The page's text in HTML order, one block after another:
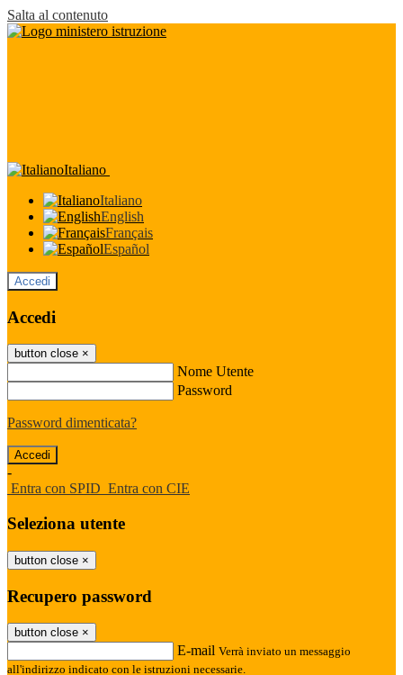
Salta al contenuto
Italiano
Italiano
English
Français
Español
Accedi
Accedi
button close ×
Nome Utente
Password
Password dimenticata?
-
Entra con SPID Entra con CIE
Seleziona utente
button close ×
Recupero password
button close ×
E-mail Verrà inviato un messaggio
all'indirizzo indicato con le istruzioni necessarie.